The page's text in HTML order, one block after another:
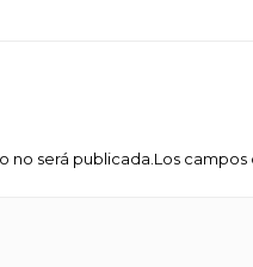
será publicada.Los